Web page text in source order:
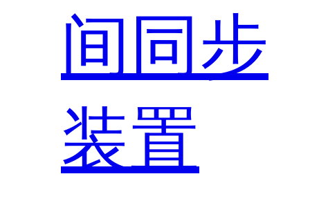
间同步
装置